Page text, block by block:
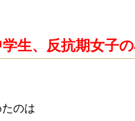
生、反抗期女子
のは